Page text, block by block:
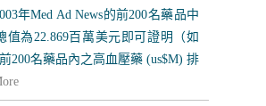
年Med Ad News的前200名藥品中
值為22.869百萬美元即可證明（如
200名藥品內之高血壓藥 (us$M) 排